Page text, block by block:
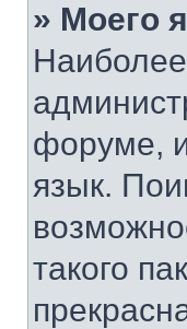
» Моего
форуме,
язык.
такого